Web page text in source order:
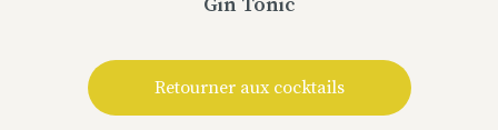
Retourner aux cocktails